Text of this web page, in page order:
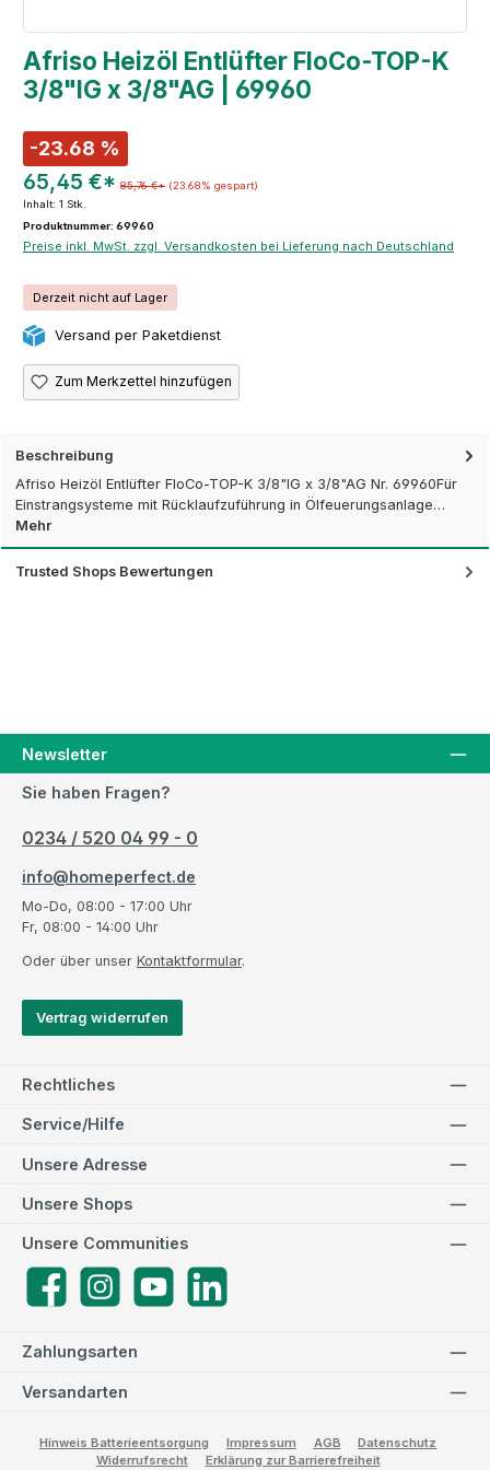
Afriso Heizöl Entlüfter FloCo-TOP-K
3/8"IG x 3/8"AG | 69960
-23.68 %
65,45 €* 85,76 €* (23.68% gespart)
Inhalt: 1 Stk.
Produktnummer: 69960
Preise inkl. MwSt. zzgl. Versandkosten bei Lieferung nach Deutschland
Derzeit nicht auf Lager
Versand per Paketdienst
Zum Merkzettel hinzufügen
Beschreibung
Afriso Heizöl Entlüfter FloCo-TOP-K 3/8"IG x 3/8"AG Nr. 69960Für
Einstrangsysteme mit Rücklaufzuführung in Ölfeuerungsanlage…
Mehr
Trusted Shops Bewertungen
Newsletter
Sie haben Fragen?
0234 / 520 04 99 - 0
info@homeperfect.de
Mo-Do, 08:00 - 17:00 Uhr
Fr, 08:00 - 14:00 Uhr
Oder über unser Kontaktformular.
Vertrag widerrufen
Rechtliches
Service/Hilfe
Zahlungsarten
Versandarten
Unsere Adresse
Unsere Communities
FacebookInstagramYouTube
Unsere Shops
Hinweis Batterieentsorgung Impressum AGB
Datenschutz
Widerrufsrecht
Erklärung zur Barrierefreiheit